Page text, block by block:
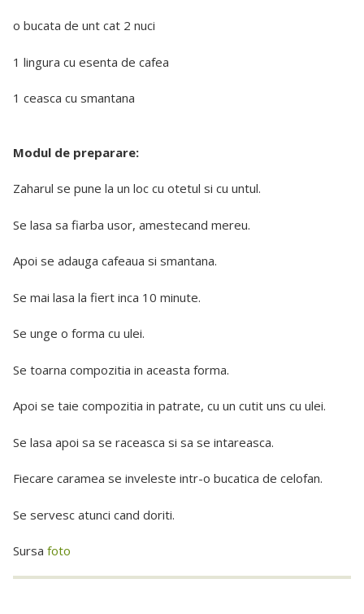
o bucata de unt cat 2 nuci
1 lingura cu esenta de cafea
1 ceasca cu smantana
Modul de preparare:
Zaharul se pune la un loc cu otetul si cu untul.
Se lasa sa fiarba usor, amestecand mereu.
Apoi se adauga cafeaua si smantana.
Se mai lasa la fiert inca 10 minute.
Se unge o forma cu ulei.
Se toarna compozitia in aceasta forma.
Apoi se taie compozitia in patrate, cu un cutit uns cu ulei.
Se lasa apoi sa se raceasca si sa se intareasca.
Fiecare caramea se inveleste intr-o bucatica de celofan.
Se servesc atunci cand doriti.
Sursa foto